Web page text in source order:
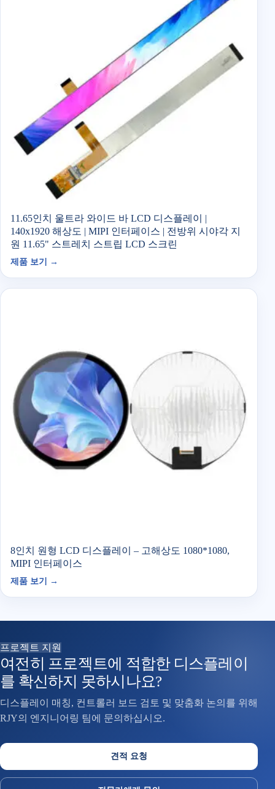
11.65인치 울트라 와이드 바 LCD 디스플레이 |
140x1920 해상도 | MIPI 인터페이스 | 전방위 시야각 지
원 11.65" 스트레치 스트립 LCD 스크린
제품 보기 →
8인치 원형 LCD 디스플레이 – 고해상도 1080*1080,
MIPI 인터페이스
제품 보기 →
프로젝트 지원
여전히 프로젝트에 적합한 디스플레이
를 확신하지 못하시나요?
디스플레이 매칭, 컨트롤러 보드 검토 및 맞춤화 논의를 위해
RJY의 엔지니어링 팀에 문의하십시오.
견적 요청